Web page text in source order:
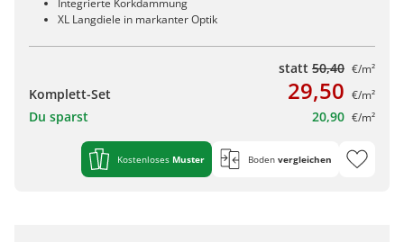
XL Langdiele in markanter Optik
statt 50,40 €/m²
Komplett-Set 29,50 €/m²
Du sparst 20,90 €/m²
Kostenloses Muster Boden vergleichen